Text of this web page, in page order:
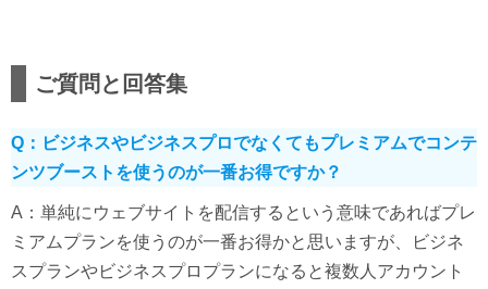
ご質問と回答集
Q：ビジネスやビジネスプロでなくてもプレミアムでコンテ
ンツブーストを使うのが一番お得ですか？
A：単純にウェブサイトを配信するという意味であればプレ
ミアムプランを使うのが一番お得かと思いますが、ビジネ
スプランやビジネスプロプランになると複数人アカウント